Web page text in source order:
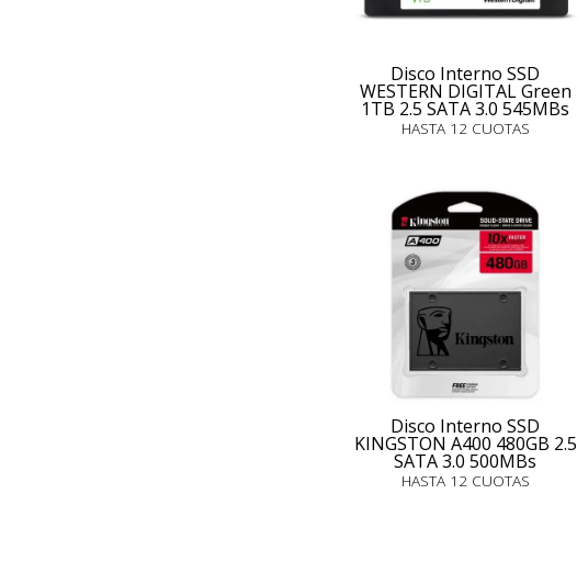
Disco Interno SSD
WESTERN DIGITAL Green
1TB 2.5 SATA 3.0 545MBs
HASTA 12 CUOTAS
Disco Interno SSD
KINGSTON A400 480GB 2.5
SATA 3.0 500MBs
HASTA 12 CUOTAS